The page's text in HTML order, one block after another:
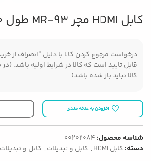
کابل HDMI مچر MR-93 طول 10 متر
درخواست مرجوع کردن کالا با دلیل "انصراف از
قابل تایید است که کالا در شرایط اولیه باشد.
کالا نباید باز شده باشد)
افزودن به علاقه مندی
شناسه محصول: 00202084
دسته: کابل HDMI , کابل و تبدیلات, کابل و